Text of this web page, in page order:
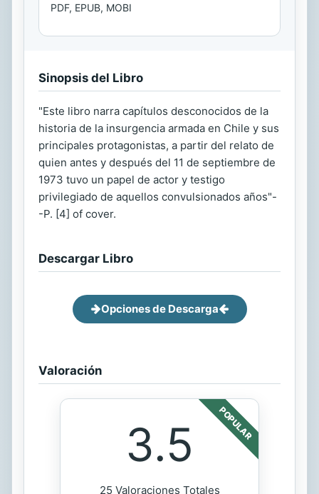
PDF, EPUB, MOBI
Sinopsis del Libro
"Este libro narra capítulos desconocidos de la
historia de la insurgencia armada en Chile y sus
principales protagonistas, a partir del relato de
quien antes y después del 11 de septiembre de
1973 tuvo un papel de actor y testigo
privilegiado de aquellos convulsionados años"-
-P. [4] of cover.
Descargar Libro
Opciones de Descarga
Valoración
POPULAR
3.5
25 Valoraciones Totales